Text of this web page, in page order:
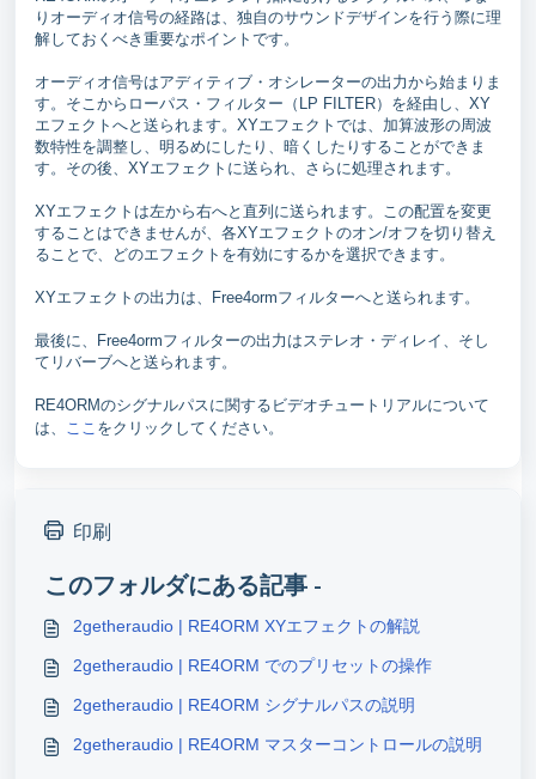
りオーディオ信号の経路は、独自のサウンドデザインを行う際に理
解しておくべき重要なポイントです。
オーディオ信号はアディティブ・オシレーターの出力から始まりま
す。そこからローパス・フィルター（LP FILTER）を経由し、XY
エフェクトへと送られます。XYエフェクトでは、加算波形の周波
数特性を調整し、明るめにしたり、暗くしたりすることができま
す。その後、XYエフェクトに送られ、さらに処理されます。
XYエフェクトは左から右へと直列に送られます。この配置を変更
することはできませんが、各XYエフェクトのオン/オフを切り替え
ることで、どのエフェクトを有効にするかを選択できます。
XYエフェクトの出力は、Free4ormフィルターへと送られます。
最後に、Free4ormフィルターの出力はステレオ・ディレイ、そし
てリバーブへと送られます。
RE4ORMのシグナルパスに関するビデオチュートリアルについて
は、 ここ をクリックしてください。
印刷
このフォルダにある記事 -
2getheraudio | RE4ORM XYエフェクトの解説
2getheraudio | RE4ORM でのプリセットの操作
2getheraudio | RE4ORM シグナルパスの説明
2getheraudio | RE4ORM マスターコントロールの説明